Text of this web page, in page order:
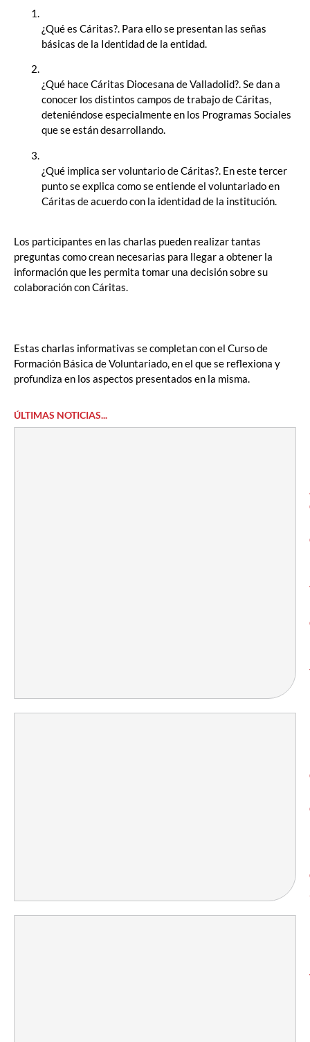
¿Qué es Cáritas?. Para ello se presentan las señas
básicas de la Identidad de la entidad.
¿Qué hace Cáritas Diocesana de Valladolid?. Se dan a
conocer los distintos campos de trabajo de Cáritas,
deteniéndose especialmente en los Programas Sociales
que se están desarrollando.
¿Qué implica ser voluntario de Cáritas?. En este tercer
punto se explica como se entiende el voluntariado en
Cáritas de acuerdo con la identidad de la institución.
Los participantes en las charlas pueden realizar tantas
preguntas como crean necesarias para llegar a obtener la
información que les permita tomar una decisión sobre su
colaboración con Cáritas.
Estas charlas informativas se completan con el Curso de
Formación Básica de Voluntariado, en el que se reflexiona y
profundiza en los aspectos presentados en la misma.
ÚLTIMAS NOTICIAS...